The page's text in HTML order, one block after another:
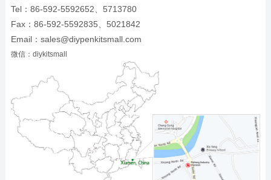
Tel：86-592-5592652、5713780
Fax：86-592-5592835、5021842
Email：sales@diypenkitsmall.com
微信：diykitsmall